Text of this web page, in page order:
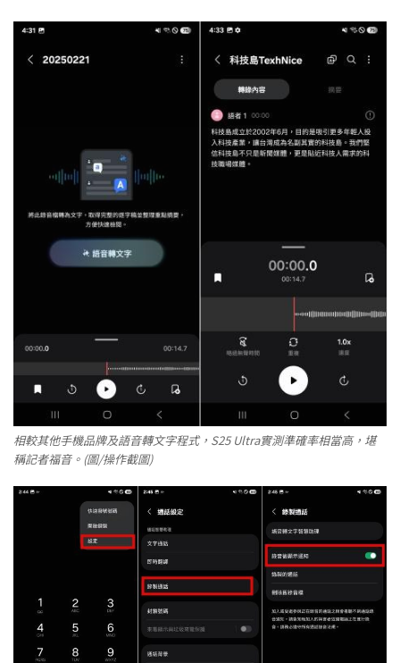
相較其他手機品牌及語音轉文字程式，S25 Ultra實測準確率相當高，堪
稱記者福音。(圖/操作截圖)